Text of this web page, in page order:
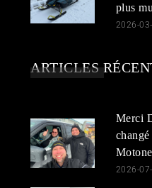
plus
2026-
ARTICLES
Merci
2026-